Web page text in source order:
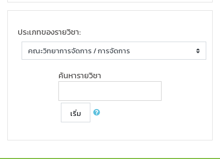
ประเภทของรายวิชา:
ค้นหารายวิชา
เริ่ม